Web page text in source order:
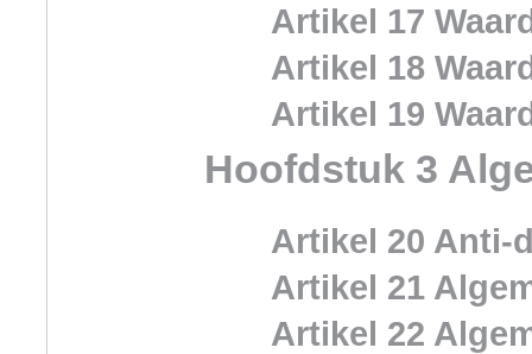
Artikel 17
Artikel 18
Artikel 19
Hoofdstuk 3
Artikel 20 Anti-
Artikel 21
Artikel 22